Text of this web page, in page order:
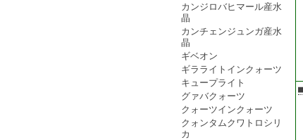
カンジロバヒマール産水
晶
カンチェンジュンガ産水
晶
ギベオン
ギラライトインクォーツ
キュープライト
グァバクォーツ
クォーツインクォーツ
クォンタムクワトロシリ
カ